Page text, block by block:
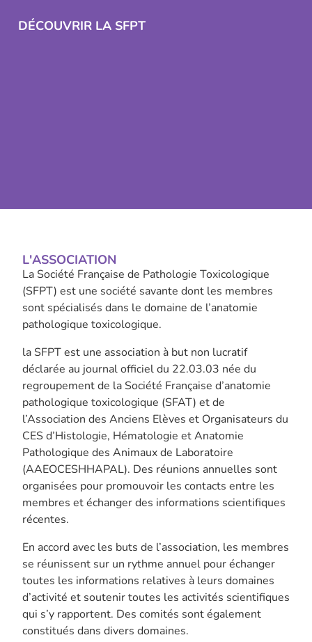
DÉCOUVRIR LA SFPT
L'ASSOCIATION
La Société Française de Pathologie Toxicologique
(SFPT) est une société savante dont les membres
sont spécialisés dans le domaine de l’anatomie
pathologique toxicologique.
la SFPT est une association à but non lucratif
déclarée au journal officiel du 22.03.03 née du
regroupement de la Société Française d’anatomie
pathologique toxicologique (SFAT) et de
l’Association des Anciens Elèves et Organisateurs du
CES d’Histologie, Hématologie et Anatomie
Pathologique des Animaux de Laboratoire
(AAEOCESHHAPAL). Des réunions annuelles sont
organisées pour promouvoir les contacts entre les
membres et échanger des informations scientifiques
récentes.
En accord avec les buts de l’association, les membres
se réunissent sur un rythme annuel pour échanger
toutes les informations relatives à leurs domaines
d’activité et soutenir toutes les activités scientifiques
qui s’y rapportent. Des comités sont également
constitués dans divers domaines.